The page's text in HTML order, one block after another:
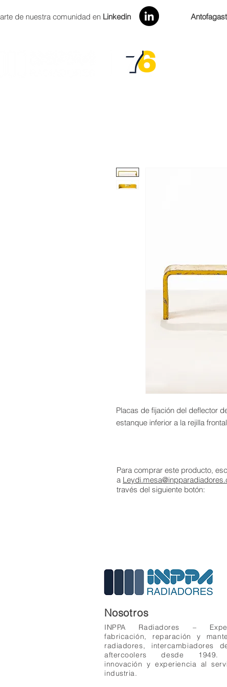
de nuestra comunidad en Linkedin
Placas de fijación del deflector
estanque inferior a la rejilla
Para comprar este producto,
a
través del siguiente botón:
Nosotros
INPPA Radiadores –
fabricación, reparación y
radiadores, intercambiadores
aftercoolers desde 1949.
innovación y experiencia al
industria.